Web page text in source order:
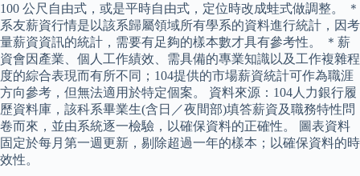
100 公尺自由式，或是平時自由式，定位時改成蛙式做調整。 ＊
系友薪資行情是以該系歸屬領域所有學系的資料進行統計，因考
量薪資資訊的統計，需要有足夠的樣本數才具有參考性。 ＊薪
資會因產業、個人工作績效、需具備的專業知識以及工作複雜程
度的綜合表現而有所不同；104提供的市場薪資統計可作為職涯
方向參考，但無法適用於特定個案。 資料來源：104人力銀行履
歷資料庫，該科系畢業生(含日／夜間部)填答薪資及職務特性問
卷而來，並由系統逐一檢驗，以確保資料的正確性。 圖表資料
固定於每月第一週更新，剔除超過一年的樣本；以確保資料的時
效性。